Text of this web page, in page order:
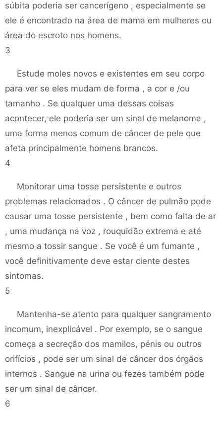
súbita poderia ser cancerígeno , especialmente se
ele é encontrado na área de mama em mulheres ou
área do escroto nos homens.
3
Estude moles novos e existentes em seu corpo
para ver se eles mudam de forma , a cor e /ou
tamanho . Se qualquer uma dessas coisas
acontecer, ele poderia ser um sinal de melanoma ,
uma forma menos comum de câncer de pele que
afeta principalmente homens brancos.
4
Monitorar uma tosse persistente e outros
problemas relacionados . O câncer de pulmão pode
causar uma tosse persistente , bem como falta de ar
, uma mudança na voz , rouquidão extrema e até
mesmo a tossir sangue . Se você é um fumante ,
você definitivamente deve estar ciente destes
sintomas.
5
Mantenha-se atento para qualquer sangramento
incomum, inexplicável . Por exemplo, se o sangue
começa a secreção dos mamilos, pénis ou outros
orifícios , pode ser um sinal de câncer dos órgãos
internos . Sangue na urina ou fezes também pode
ser um sinal de câncer.
6